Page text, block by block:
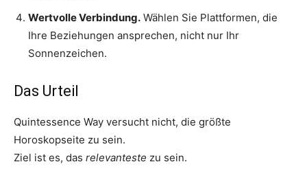
Wertvolle Verbindung. Wählen Sie Plattformen, die
Ihre Beziehungen ansprechen, nicht nur Ihr
Sonnenzeichen.
Das Urteil
Quintessence Way versucht nicht, die größte
Horoskopseite zu sein.
Ziel ist es, das relevanteste zu sein.